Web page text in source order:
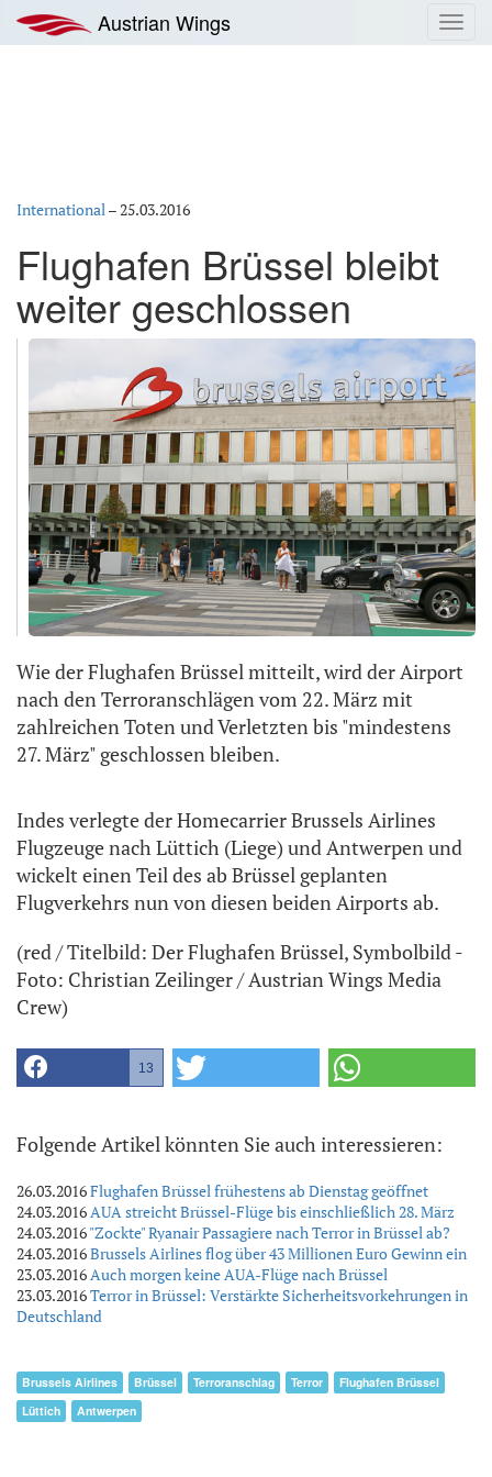
Inhalt
springen
Austrian Wings
International–25.03.2016
Flughafen Brüssel bleibt
weiter geschlossen
Wie der Flughafen Brüssel mitteilt, wird der Airport
nach den Terroranschlägen vom 22. März mit
zahlreichen Toten und Verletzten bis "mindestens
27. März" geschlossen bleiben.
Indes verlegte der Homecarrier Brussels Airlines
Flugzeuge nach Lüttich (Liege) und Antwerpen und
wickelt einen Teil des ab Brüssel geplanten
Flugverkehrs nun von diesen beiden Airports ab.
(red / Titelbild: Der Flughafen Brüssel, Symbolbild -
Foto: Christian Zeilinger / Austrian Wings Media
Crew)
13
Folgende Artikel könnten Sie auch interessieren:
26.03.2016Flughafen Brüssel frühestens ab Dienstag geöffnet
24.03.2016AUA streicht Brüssel-Flüge bis einschließlich 28. März
24.03.2016"Zockte" Ryanair Passagiere nach Terror in Brüssel ab?
24.03.2016Brussels Airlines flog über 43 Millionen Euro Gewinn ein
23.03.2016Auch morgen keine AUA-Flüge nach Brüssel
23.03.2016Terror in Brüssel: Verstärkte Sicherheitsvorkehrungen in
Deutschland
Brussels Airlines Brüssel Terroranschlag Terror
Flughafen Brüssel
Lüttich
Antwerpen